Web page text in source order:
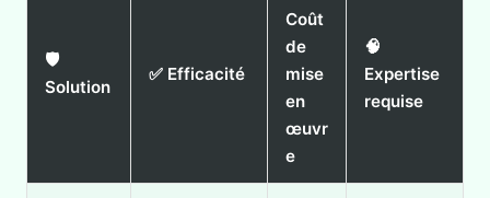
🛡️
Solution
✅ Efficacité
Coût
de
mise
en
œuvr
e
🧠
Expertise
requise